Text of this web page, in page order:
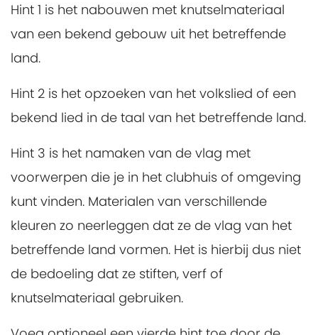
Hint 1 is het nabouwen met knutselmateriaal
van een bekend gebouw uit het betreffende
land.
Hint 2 is het opzoeken van het volkslied of een
bekend lied in de taal van het betreffende land.
Hint 3 is het namaken van de vlag met
voorwerpen die je in het clubhuis of omgeving
kunt vinden. Materialen van verschillende
kleuren zo neerleggen dat ze de vlag van het
betreffende land vormen. Het is hierbij dus niet
de bedoeling dat ze stiften, verf of
knutselmateriaal gebruiken.